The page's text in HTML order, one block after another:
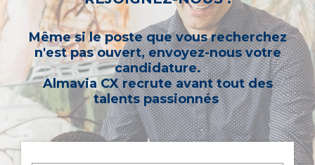
Même si le poste que vous recherchez
n'est pas ouvert, envoyez-nous votre
candidature.
Almavia CX recrute avant tout des
talents passionnés